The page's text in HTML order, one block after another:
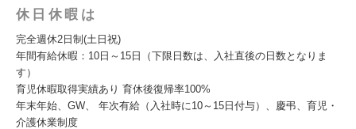
休日休暇は
完全週休2日制(土日祝)
年間有給休暇：10日～15日（下限日数は、入社直後の日数となりま
す）
育児休暇取得実績あり 育休後復帰率100%
年末年始、GW、 年次有給（入社時に10～15日付与）、慶弔、育児・
介護休業制度